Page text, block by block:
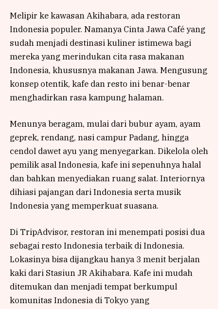
Melipir ke kawasan Akihabara, ada restoran
Indonesia populer. Namanya Cinta Jawa Café yang
sudah menjadi destinasi kuliner istimewa bagi
mereka yang merindukan cita rasa makanan
Indonesia, khususnya makanan Jawa. Mengusung
konsep otentik, kafe dan resto ini benar-benar
menghadirkan rasa kampung halaman.
Menunya beragam, mulai dari bubur ayam, ayam
geprek, rendang, nasi campur Padang, hingga
cendol dawet ayu yang menyegarkan. Dikelola oleh
pemilik asal Indonesia, kafe ini sepenuhnya halal
dan bahkan menyediakan ruang salat. Interiornya
dihiasi pajangan dari Indonesia serta musik
Indonesia yang memperkuat suasana.
Di TripAdvisor, restoran ini menempati posisi dua
sebagai resto Indonesia terbaik di Indonesia.
Lokasinya bisa dijangkau hanya 3 menit berjalan
kaki dari Stasiun JR Akihabara. Kafe ini mudah
ditemukan dan menjadi tempat berkumpul
komunitas Indonesia di Tokyo yang